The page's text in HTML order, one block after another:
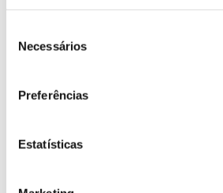
Necessários
Preferências
Estatísticas
know him: an outstanding cook
together around a table 🍖🍻
natural ease they use to solve
Because in the end, more
what truly remains are the